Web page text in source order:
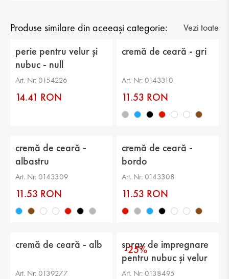
Tip: produse cosmetice pentru pantofi
Produse similare din aceeași categorie: Vezi toate
perie pentru velur și
nubuc - null
Art. Nr: 0154226
14.41 RON
cremă de ceară - gri
Art. Nr: 0143310
11.53 RON
cremă de ceară -
albastru
Art. Nr: 0143309
11.53 RON
cremă de ceară -
bordo
Art. Nr: 0143308
11.53 RON
cremă de ceară - alb
Art. Nr: 0139277
-25%
spray de impregnare
pentru nubuc și velur
-
Art. Nr: 0138495